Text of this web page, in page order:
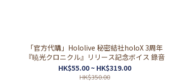
「官方代購」Hololive 秘密結社holoX 3周年
『暁光クロニクル』リリース記念ボイス 錄音
HK$55.00 ~ HK$319.00
HK$350.00